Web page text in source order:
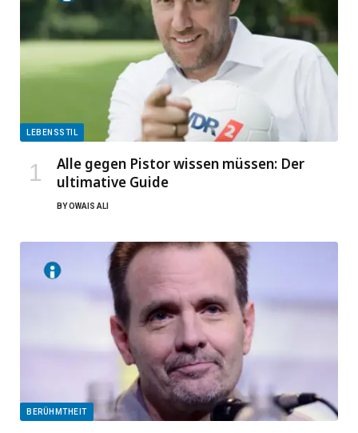
LEBENSSTIL
Alle gegen Pistor wissen müssen: Der
ultimative Guide
BYOWAIS ALI
BERÜHMTHEIT